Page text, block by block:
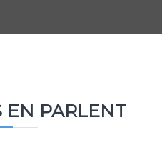
EN PARLENT